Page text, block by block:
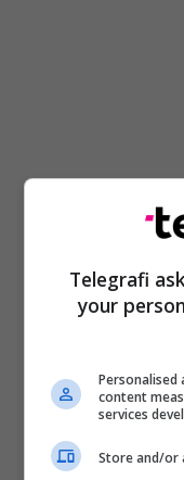
Telegrafi
your
Personalised
content
services
Store and/or